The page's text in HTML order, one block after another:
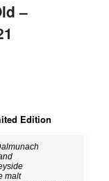
–
Edition
malt